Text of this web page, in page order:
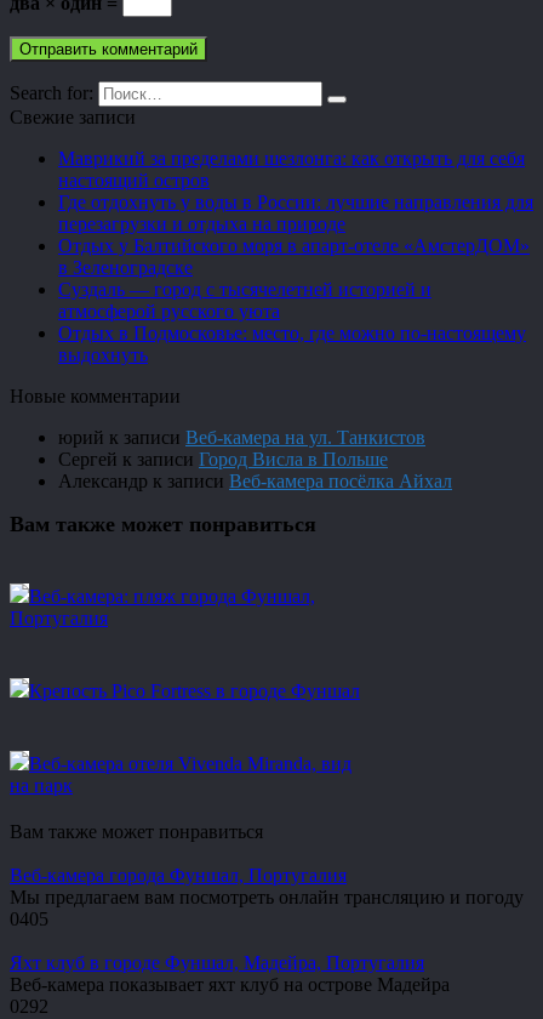
Search for:
Свежие записи
Маврикий за пределами шезлонга: как открыть для себя
настоящий остров
Где отдохнуть у воды в России: лучшие направления для
перезагрузки и отдыха на природе
Отдых у Балтийского моря в апарт-отеле «АмстерДОМ»
в Зеленоградске
Суздаль — город с тысячелетней историей и
атмосферой русского уюта
Отдых в Подмосковье: место, где можно по-настоящему
выдохнуть
Новые комментарии
юрий к записи Веб-камера на ул. Танкистов
Сергей к записи Город Висла в Польше
Александр к записи Веб-камера посёлка Айхал
Вам также может понравиться
Веб-камера: пляж города Фуншал,
Португалия
Крепость Pico Fortress в городе Фуншал
Веб-камера отеля Vivenda Miranda, вид
на парк
Вам также может понравиться
Веб-камера города Фуншал, Португалия
Мы предлагаем вам посмотреть онлайн трансляцию и погоду
0405
Яхт клуб в городе Фуншал, Мадейра, Португалия
Веб-камера показывает яхт клуб на острове Мадейра
0292